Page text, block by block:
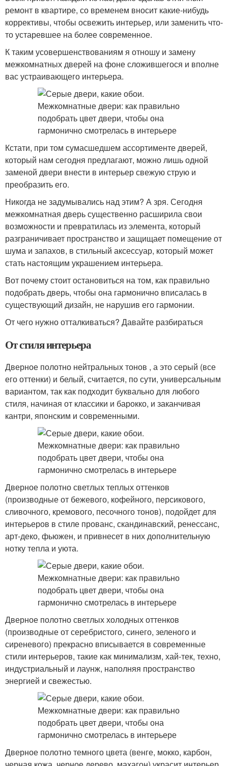
ремонт в квартире, со временем вносит какие-нибудь
коррективы, чтобы освежить интерьер, или заменить что-
то устаревшее на более современное.
К таким усовершенствованиям я отношу и замену
межкомнатных дверей на фоне сложившегося и вполне
вас устраивающего интерьера.
Кстати, при том сумасшедшем ассортименте дверей,
который нам сегодня предлагают, можно лишь одной
заменой двери внести в интерьер свежую струю и
преобразить его.
Никогда не задумывались над этим? А зря. Сегодня
межкомнатная дверь существенно расширила свои
возможности и превратилась из элемента, который
разграничивает пространство и защищает помещение от
шума и запахов, в стильный аксессуар, который может
стать настоящим украшением интерьера.
Вот почему стоит остановиться на том, как правильно
подобрать дверь, чтобы она гармонично вписалась в
существующий дизайн, не нарушив его гармонии.
От чего нужно отталкиваться? Давайте разбираться
От стиля интерьера
Дверное полотно нейтральных тонов , а это серый (все
его оттенки) и белый, считается, по сути, универсальным
вариантом, так как подходит буквально для любого
стиля, начиная от классики и барокко, и заканчивая
кантри, японским и современными.
Дверное полотно светлых теплых оттенков
(производные от бежевого, кофейного, персикового,
сливочного, кремового, песочного тонов), подойдет для
интерьеров в стиле прованс, скандинавский, ренессанс,
арт-деко, фьюжен, и привнесет в них дополнительную
нотку тепла и уюта.
Дверное полотно светлых холодных оттенков
(производные от серебристого, синего, зеленого и
сиреневого) прекрасно вписывается в современные
стили интерьеров, такие как минимализм, хай-тек, техно,
индустриальный и лаунж, наполняя пространство
энергией и свежестью.
Дверное полотно темного цвета (венге, мокко, карбон,